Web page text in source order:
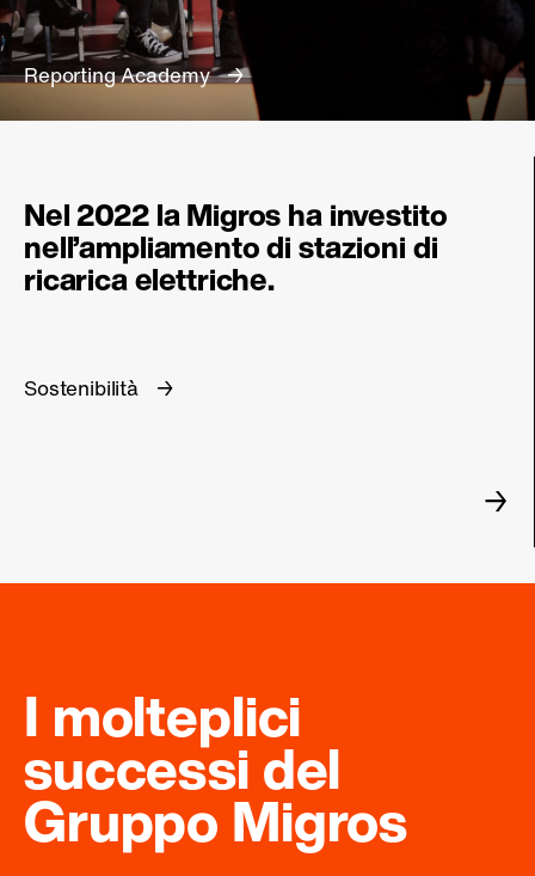
Reporting Academy
Nel 2022 la Migros ha investito
nell’ampliamento di stazioni di
ricarica elettriche.
Sostenibilità
I molteplici
successi del
Gruppo Migros